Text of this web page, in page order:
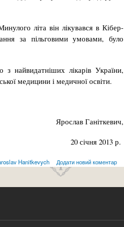
літа він лікувався в Кібер-
за пільговими умовами, було
найвидатніших лікарів України,
медицини і медичної освіти.
Ярослав Ганіткевич,
20 січня 2013 р.
Hanitkevych Додати новий коментар